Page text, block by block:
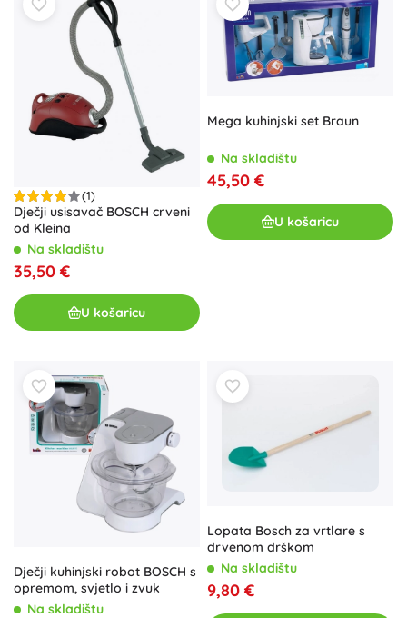
(1)
Dječji usisavač BOSCH crveni
od Kleina
Na skladištu
35,50 €
U košaricu
Mega kuhinjski set Braun
Na skladištu
45,50 €
U košaricu
Dječji kuhinjski robot BOSCH s
opremom, svjetlo i zvuk
Na skladištu
Lopata Bosch za vrtlare s
drvenom drškom
Na skladištu
9,80 €